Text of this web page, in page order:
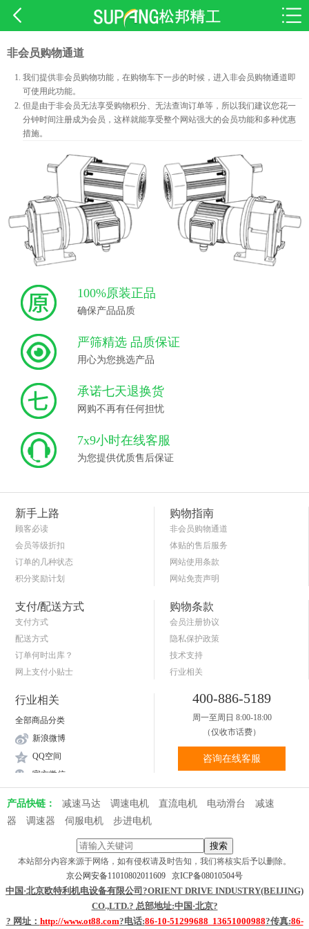
非会员购物通道
我们提供非会员购物功能，在购物车下一步的时候，进入非会员购物通道即
可使用此功能。
但是由于非会员无法享受购物积分、无法查询订单等，所以我们建议您花一
分钟时间注册成为会员，这样就能享受整个网站强大的会员功能和多种优惠
措施。
100%原装正品
确保产品品质
严筛精选 品质保证
用心为您挑选产品
承诺七天退换货
网购不再有任何担忧
7x9小时在线客服
为您提供优质售后保证
新手上路
顾客必读
会员等级折扣
订单的几种状态
积分奖励计划
购物指南
非会员购物通道
体贴的售后服务
网站使用条款
网站免责声明
支付/配送方式
支付方式
配送方式
订单何时出库？
网上支付小贴士
购物条款
会员注册协议
隐私保护政策
技术支持
行业相关
行业相关
全部商品分类
新浪微博
QQ空间
官方微信
400-886-5189
周一至周日 8:00-18:00
（仅收市话费）
咨询在线客服
产品快链： 减速马达 调速电机 直流电机 电动滑台
减速
器
调速器 伺服电机 步进电机
本站部分内容来源于网络，如有侵权请及时告知，我们将核实后予以删除。
京公网安备11010802011609 京ICP备08010504号
中国·北京欧特利机电设备有限公司?ORIENT DRIVE INDUSTRY(BEIJING)
CO.,LTD.? 总部地址:中国·北京?
? 网址： http://www.ot88.com?电话:86-10-51299688 13651000988?传真:86-